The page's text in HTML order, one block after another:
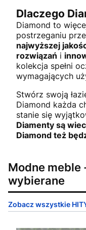
Dlaczego
Diamond to
postrzeganiu
najwyższej
rozwiązań i
kolekcja spełni
wymagających
Stwórz swoją
Diamond każda
stanie się
Diamenty są
Diamond też
Modne meble
wybierane
Zobacz wszystkie